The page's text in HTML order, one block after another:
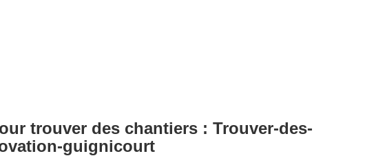
trouver des chantiers : Trouver-des-
guignicourt